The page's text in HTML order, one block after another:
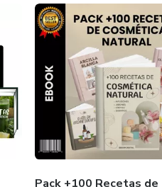
Pack +100 Recetas de